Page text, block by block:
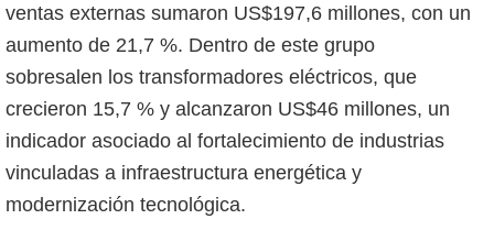
ventas externas sumaron US$197,6 millones, con un
aumento de 21,7 %. Dentro de este grupo
sobresalen los transformadores eléctricos, que
crecieron 15,7 % y alcanzaron US$46 millones, un
indicador asociado al fortalecimiento de industrias
vinculadas a infraestructura energética y
modernización tecnológica.